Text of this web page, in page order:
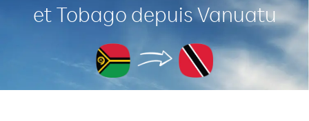
et Tobago depuis Vanuatu